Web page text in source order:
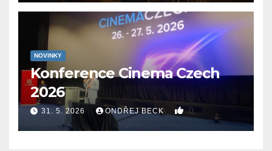
NOVINKY
Konference Cinema Czech
2026
31. 5. 2026 ONDŘEJ BECK 0